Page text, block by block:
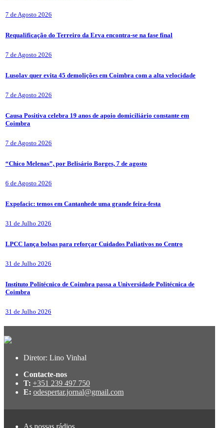
7 de Agosto 2026
Requalificação do Terreiro da Erva encontra-se na fase final
7 de Agosto 2026
Lusolav quer evita 45 demolições em Coimbra com a alta velocidade
7 de Agosto 2026
Causa Positiva celebra 19 anos de apoio domiciliário constante em
Coimbra
7 de Agosto 2026
“Chico Melenas”, por Belisário Borges, 7 de agosto
6 de Agosto 2026
Expofacic: temos em Cantanhede uma grande feira-festa
31 de Julho 2026
LPCC lança bolsas para reforçar Cuidados Paliativos no Centro
31 de Julho 2026
Instituto Politécnico de Coimbra passa a Universidade Politécnica de
Coimbra
31 de Julho 2026
Diretor: Lino Vinhal
Contacte-nos
T: +351 239 497 750
E: odespertar.jornal@gmail.com
As nossas rádios